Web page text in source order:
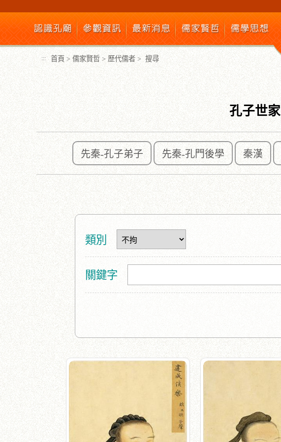
主
要
內
容
區
塊
::: 首頁 > 儒家賢哲 > 歷代儒者 > 搜尋
孔子世家
先秦-孔子弟子 先秦-孔門後學 秦漢
:::
類別
關鍵字